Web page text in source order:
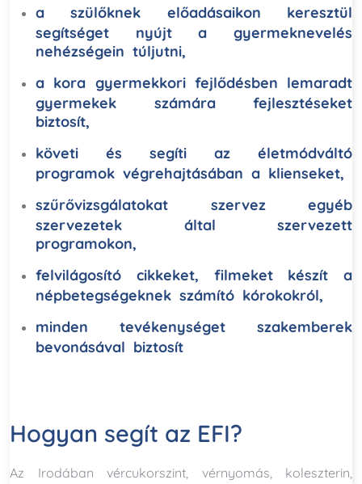
a szülőknek előadásaikon keresztül
segítséget nyújt a gyermeknevelés
nehézségein túljutni,
a kora gyermekkori fejlődésben lemaradt
gyermekek számára fejlesztéseket
biztosít,
követi és segíti az életmódváltó
programok végrehajtásában a klienseket,
szűrővizsgálatokat szervez egyéb
szervezetek által szervezett
programokon,
felvilágosító cikkeket, filmeket készít a
népbetegségeknek számító kórokokról,
minden tevékenységet szakemberek
bevonásával biztosít
Hogyan segít az EFI?
Az Irodában vércukorszint, vérnyomás, koleszterin,